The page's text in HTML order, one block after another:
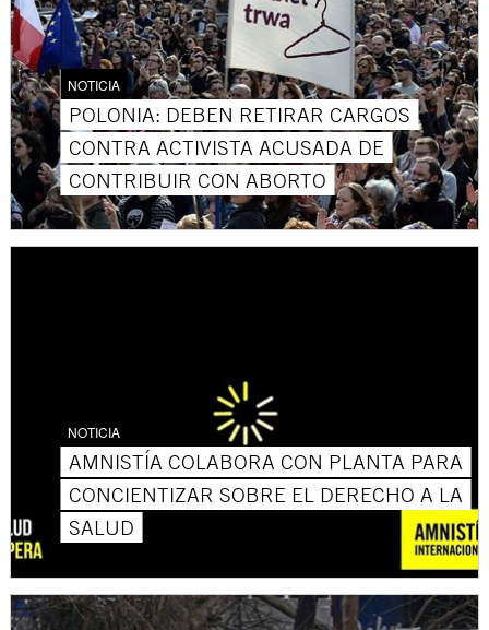
NOTICIA
POLONIA: DEBEN RETIRAR CARGOS
CONTRA ACTIVISTA ACUSADA DE
CONTRIBUIR CON ABORTO
NOTICIA
AMNISTÍA COLABORA CON PLANTA PARA
CONCIENTIZAR SOBRE EL DERECHO A LA
SALUD